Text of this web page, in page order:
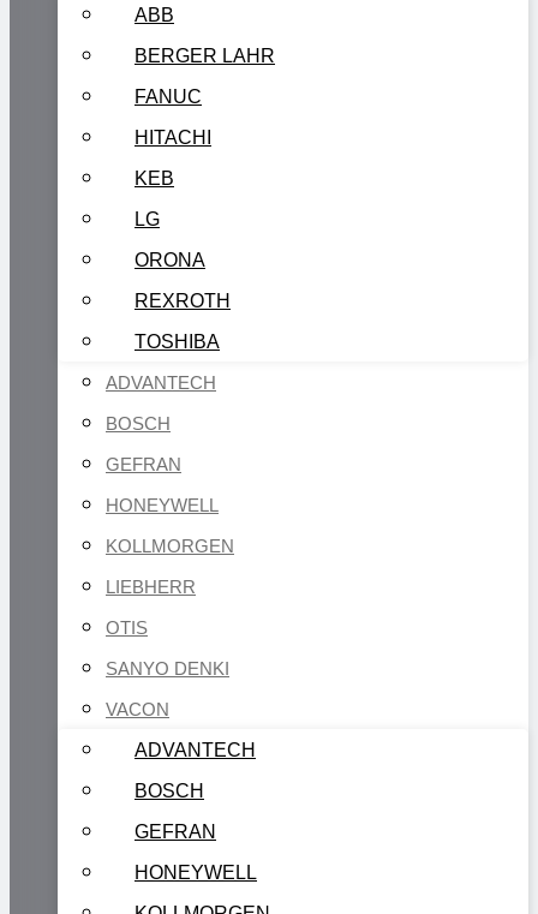
ABB
BERGER LAHR
FANUC
HITACHI
KEB
LG
ORONA
REXROTH
TOSHIBA
ADVANTECH
BOSCH
GEFRAN
HONEYWELL
KOLLMORGEN
LIEBHERR
OTIS
SANYO DENKI
VACON
ADVANTECH
BOSCH
GEFRAN
HONEYWELL